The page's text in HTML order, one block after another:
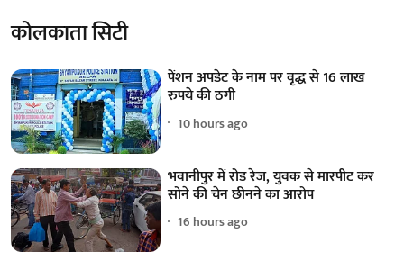
कोलकाता सिटी
पेंशन अपडेट के नाम पर वृद्ध से 16 लाख
रुपये की ठगी
10 hours ago
भवानीपुर में रोड रेज, युवक से मारपीट कर
सोने की चेन छीनने का आरोप
16 hours ago